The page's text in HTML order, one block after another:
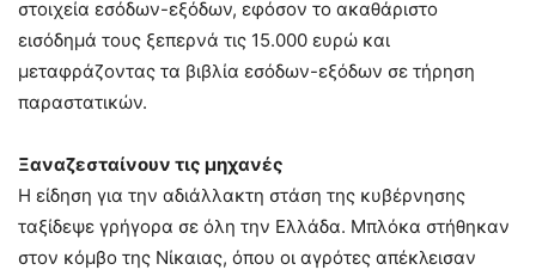
στοιχεία εσόδων-εξόδων, εφόσον το ακαθάριστο
εισόδημά τους ξεπερνά τις 15.000 ευρώ και
μεταφράζοντας τα βιβλία εσόδων-εξόδων σε τήρηση
παραστατικών.
Ξαναζεσταίνουν τις μηχανές
Η είδηση για την αδιάλλακτη στάση της κυβέρνησης
ταξίδεψε γρήγορα σε όλη την Ελλάδα. Μπλόκα στήθηκαν
στον κόμβο της Νίκαιας, όπου οι αγρότες απέκλεισαν